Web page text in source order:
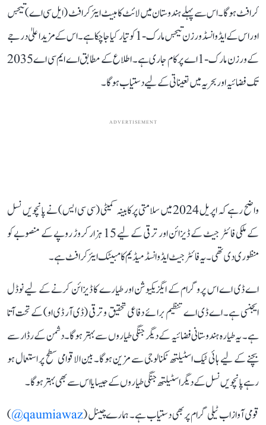
کرافٹ ہوگا۔ اس سے پہلے ہندوستان میں لائٹ کامبیٹ ایئر کرافٹ (ایل سی اے) تیجس
اور اس کے ایڈوانسڈ ورزن تیجس مارک-1 کو تیار کیا جا چکا ہے۔ اس کے مزید اعلیٰ درجے
کے ورزن مارک-1 اے پر کام جاری ہے۔ اطلاع کے مطابق اے ایم سی اے 2035
تک فضائیہ اور بحریہ میں تعیناتی کے لیے دستیاب ہوگا۔
ADVERTISEMENT
واضح رہے کہ اپریل 2024 میں سلامتی پر کابینہ کمیٹی (سی سی ایس) نے پانچویں نسل
کے ملکی فائٹر جیٹ کے ڈیزائن اور ترقی کے لیے 15 ہزار کروڑ روپے کے منصوبے کو
منظوری دی تھی۔ یہ فائٹر جیٹ ایڈوانسڈ میڈیم کامبیٹک ایئر کرافٹ ہے۔
اے ڈی اے اس پروگرام کے ایگزیکیوشن اور طیارے کا ڈیزائن کرنے کے لیے نوڈل
ایجنسی ہے۔ اے ڈی اے تنظیم برائے دفاعی تحقیق و ترقی (ڈی آر ڈی او) کے تحت آتا
ہے۔ یہ طیارہ ہندوستانی فضائیہ کے دیگر جنگی طیاروں سے بہتر ہوگا۔ دشمن کے رڈار سے
بچنے کے لیے ہائی ٹیک اسٹیلتھ ٹکنالوجی سے مزین ہوگا۔ بین الاقوامی سطح پر استعمال ہو
رہے پانچویں نسل کے دیگر اسٹیلتھ جنگی طیاروں کے جیسا یا اس سے بھی بہتر ہوگا۔
قومی آواز اب ٹیلی گرام پر بھی دستیاب ہے۔ ہمارے چینل (qaumiawaz@
)